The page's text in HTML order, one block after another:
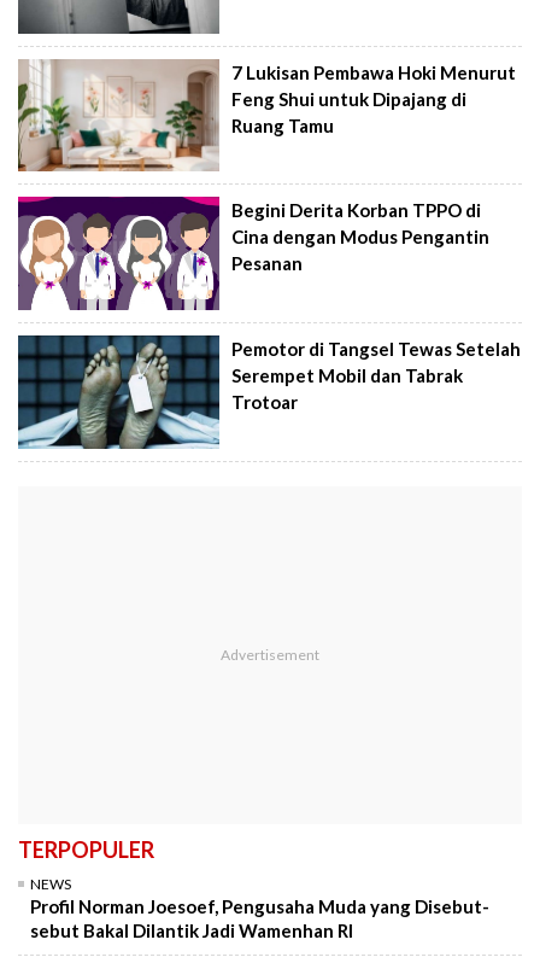
7 Lukisan Pembawa Hoki Menurut
Feng Shui untuk Dipajang di
Ruang Tamu
Begini Derita Korban TPPO di
Cina dengan Modus Pengantin
Pesanan
Pemotor di Tangsel Tewas Setelah
Serempet Mobil dan Tabrak
Trotoar
TERPOPULER
NEWS
Profil Norman Joesoef, Pengusaha Muda yang Disebut-
sebut Bakal Dilantik Jadi Wamenhan RI